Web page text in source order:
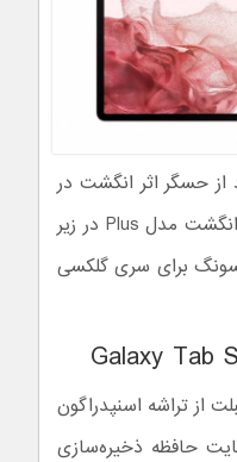
از حسگر اثر انگشت در
بدنه کناری استفاده می‌کند که با دکمه پاور ادغام شده؛ اما حسگر اثر انگشت مدل Plus در زیر
برای سری گلکسی
از تراشه اسنپدراگون
و به ۸ یا ۱۲ گیگ رم در کنار ۱۲۸ یا ۲۵۶ گیگابایت حافظه ذخیره‌سازی